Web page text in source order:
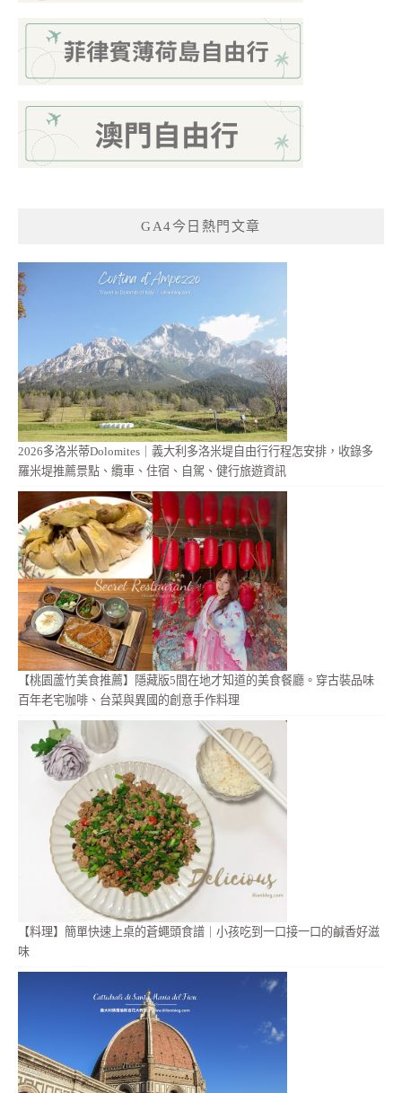
GA4今日熱門文章
2026多洛米蒂Dolomites｜義大利多洛米堤自由行行程怎安排，收錄多
羅米堤推薦景點、纜車、住宿、自駕、健行旅遊資訊
【桃園蘆竹美食推薦】隱藏版5間在地才知道的美食餐廳。穿古裝品味
百年老宅咖啡、台菜與異國的創意手作料理
【料理】簡單快速上桌的蒼蠅頭食譜｜小孩吃到一口接一口的鹹香好滋
味